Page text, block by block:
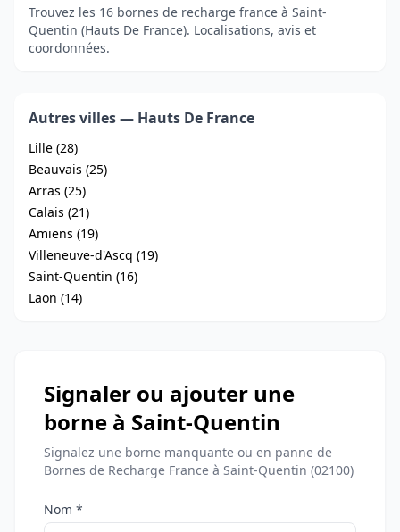
Trouvez les 16 bornes de recharge france à Saint-
Quentin (Hauts De France). Localisations, avis et
coordonnées.
Autres villes — Hauts De France
Lille (28)
Beauvais (25)
Arras (25)
Calais (21)
Amiens (19)
Villeneuve-d'Ascq (19)
Saint-Quentin (16)
Laon (14)
Signaler ou ajouter une
borne à Saint-Quentin
Signalez une borne manquante ou en panne de
Bornes de Recharge France à Saint-Quentin (02100)
Nom *